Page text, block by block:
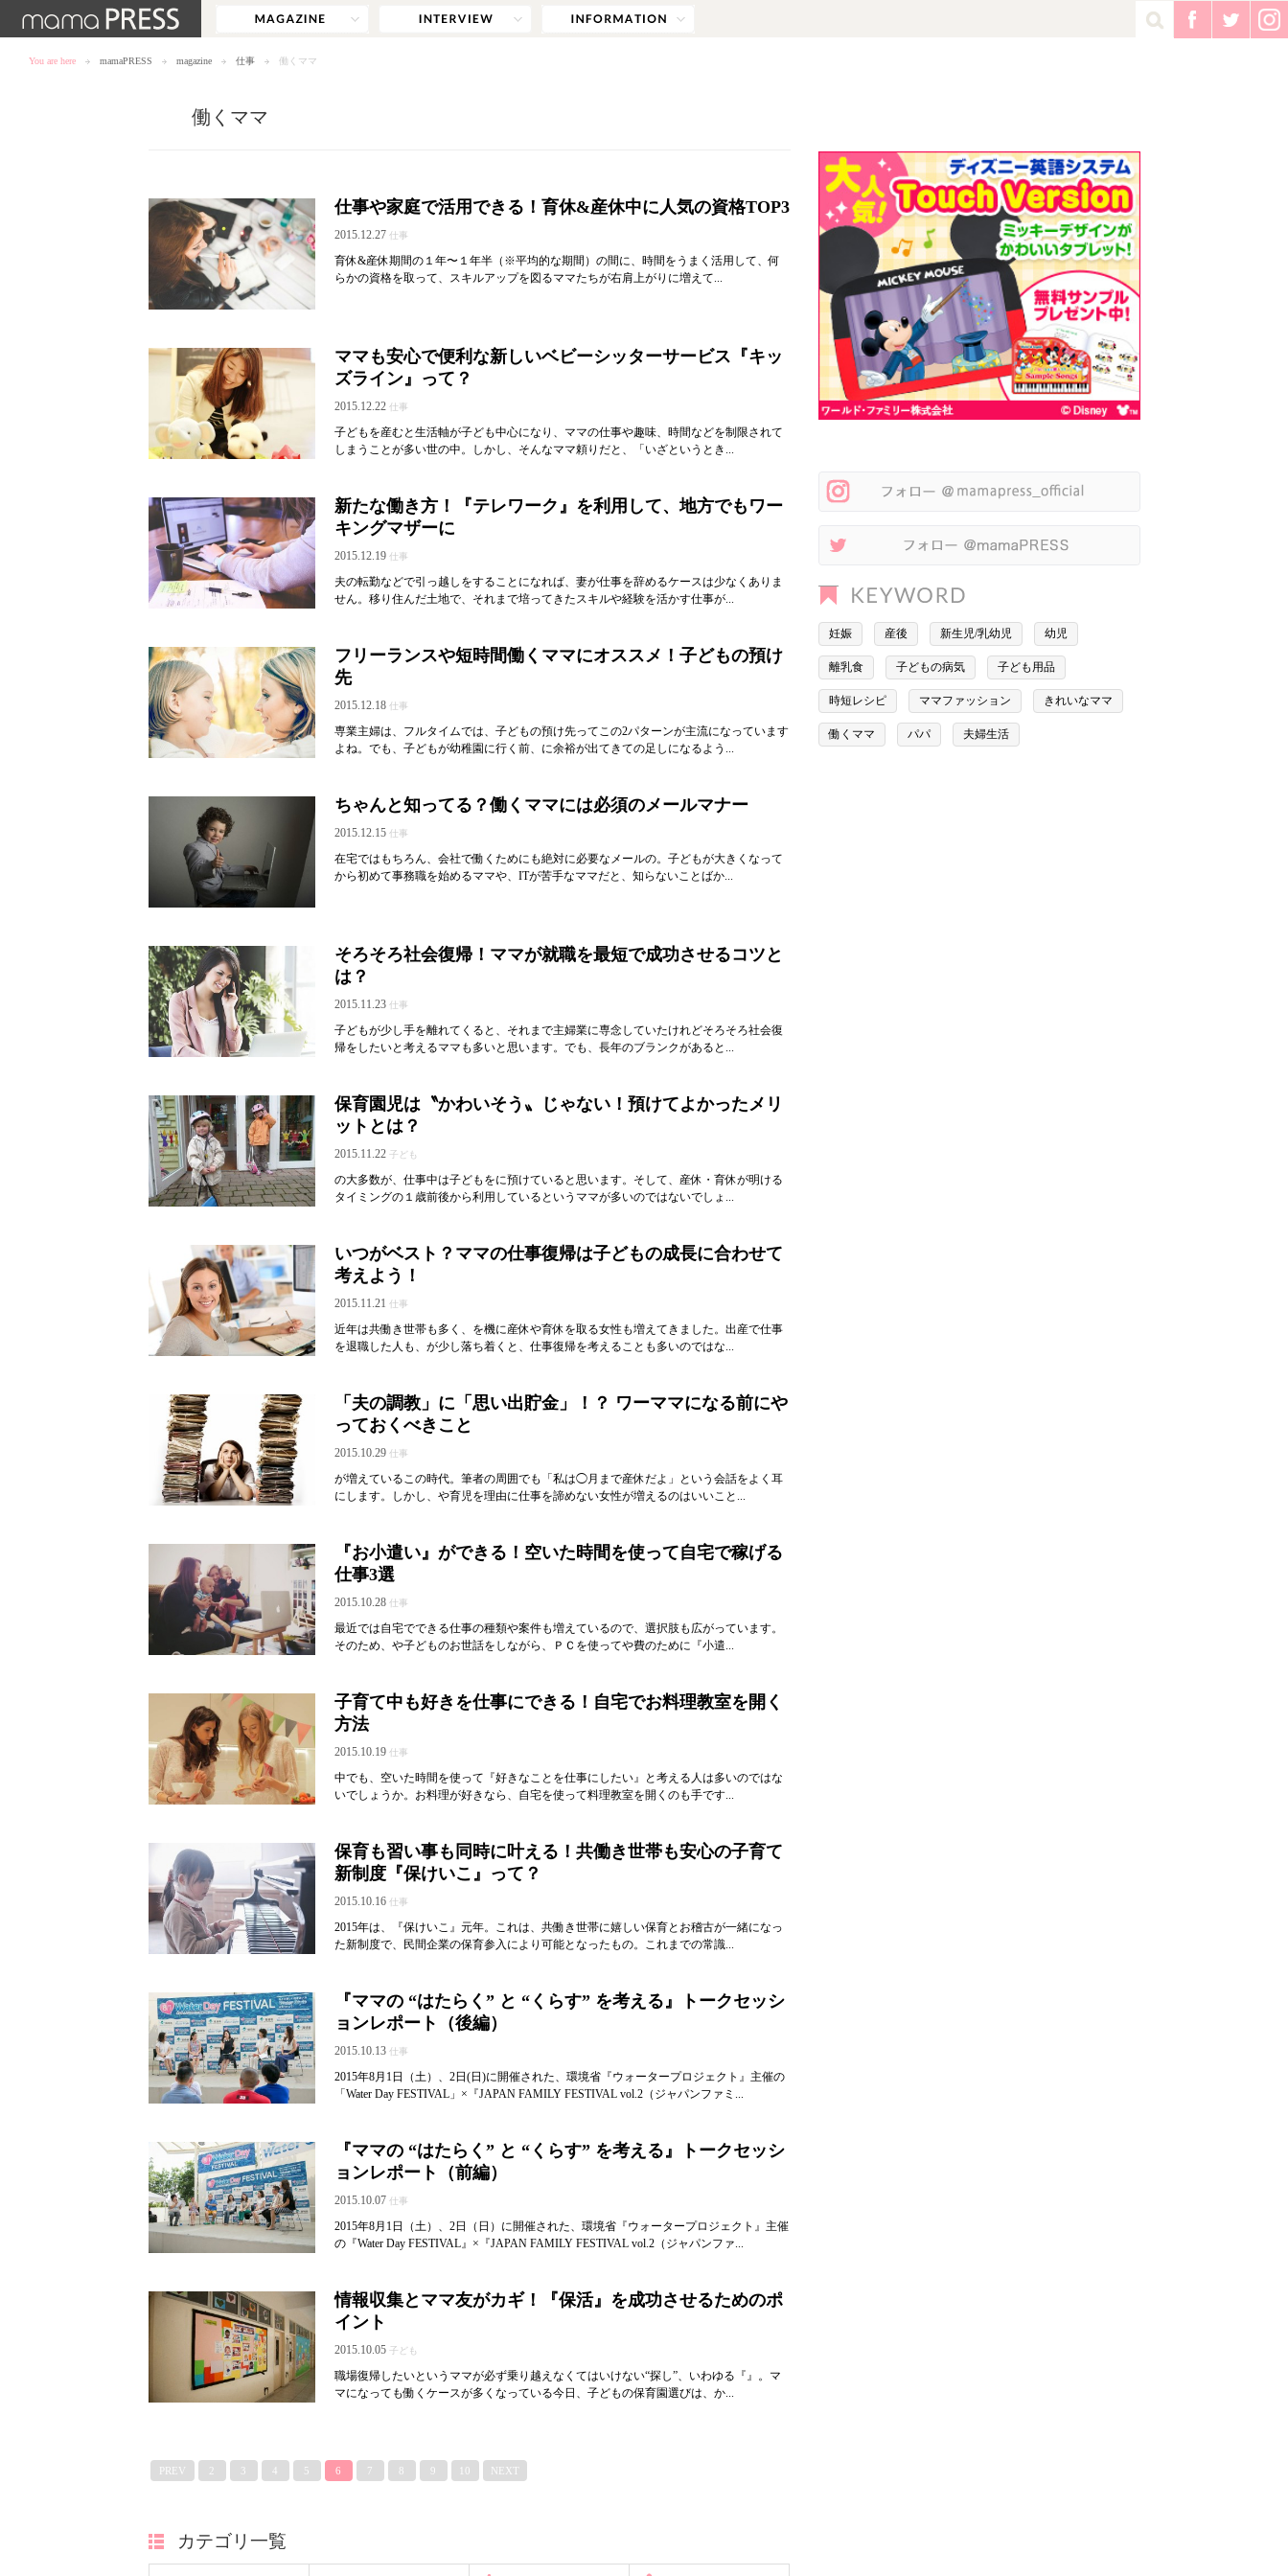
You are here mamaPRESS magazine 仕事 働くママ
働くママ
仕事や家庭で活用できる！育休&産休中に人気の資格TOP3
2015.12.27 仕事
育休&産休期間の１年〜１年半（※平均的な期間）の間に、時間をうまく活用して、何
らかの資格を取って、スキルアップを図るママたちが右肩上がりに増えて...
ママも安心で便利な新しいベビーシッターサービス『キッ
ズライン』って？
2015.12.22 仕事
子どもを産むと生活軸が子ども中心になり、ママの仕事や趣味、時間などを制限されて
しまうことが多い世の中。しかし、そんなママ頼りだと、「いざというとき...
新たな働き方！『テレワーク』を利用して、地方でもワー
キングマザーに
2015.12.19 仕事
夫の転勤などで引っ越しをすることになれば、妻が仕事を辞めるケースは少なくありま
せん。移り住んだ土地で、それまで培ってきたスキルや経験を活かす仕事が...
フリーランスや短時間働くママにオススメ！子どもの預け
先
2015.12.18 仕事
専業主婦は、フルタイムでは、子どもの預け先ってこの2パターンが主流になっています
よね。でも、子どもが幼稚園に行く前、に余裕が出てきての足しになるよう...
ちゃんと知ってる？働くママには必須のメールマナー
2015.12.15 仕事
在宅ではもちろん、会社で働くためにも絶対に必要なメールの。子どもが大きくなって
から初めて事務職を始めるママや、ITが苦手なママだと、知らないことばか...
そろそろ社会復帰！ママが就職を最短で成功させるコツと
は？
2015.11.23 仕事
子どもが少し手を離れてくると、それまで主婦業に専念していたけれどそろそろ社会復
帰をしたいと考えるママも多いと思います。でも、長年のブランクがあると...
保育園児は〝かわいそう〟じゃない！預けてよかったメリ
ットとは？
2015.11.22 子ども
の大多数が、仕事中は子どもをに預けていると思います。そして、産休・育休が明ける
タイミングの１歳前後から利用しているというママが多いのではないでしょ...
いつがベスト？ママの仕事復帰は子どもの成長に合わせて
考えよう！
2015.11.21 仕事
近年は共働き世帯も多く、を機に産休や育休を取る女性も増えてきました。出産で仕事
を退職した人も、が少し落ち着くと、仕事復帰を考えることも多いのではな...
「夫の調教」に「思い出貯金」！？ ワーママになる前にや
っておくべきこと
2015.10.29 仕事
が増えているこの時代。筆者の周囲でも「私は◯月まで産休だよ」という会話をよく耳
にします。しかし、や育児を理由に仕事を諦めない女性が増えるのはいいこと...
『お小遣い』ができる！空いた時間を使って自宅で稼げる
仕事3選
2015.10.28 仕事
最近では自宅でできる仕事の種類や案件も増えているので、選択肢も広がっています。
そのため、や子どものお世話をしながら、ＰＣを使ってや費のために『小遣...
子育て中も好きを仕事にできる！自宅でお料理教室を開く
方法
2015.10.19 仕事
中でも、空いた時間を使って『好きなことを仕事にしたい』と考える人は多いのではな
いでしょうか。お料理が好きなら、自宅を使って料理教室を開くのも手です...
保育も習い事も同時に叶える！共働き世帯も安心の子育て
新制度『保けいこ』って？
2015.10.16 仕事
2015年は、『保けいこ』元年。これは、共働き世帯に嬉しい保育とお稽古が一緒になっ
た新制度で、民間企業の保育参入により可能となったもの。これまでの常識...
『ママの “はたらく” と “くらす” を考える』トークセッシ
ョンレポート（後編）
2015.10.13 仕事
2015年8月1日（土）、2日(日)に開催された、環境省『ウォータープロジェクト』主催の
「Water Day FESTIVAL」×『JAPAN FAMILY FESTIVAL vol.2（ジャパンファミ...
『ママの “はたらく” と “くらす” を考える』トークセッシ
ョンレポート（前編）
2015.10.07 仕事
2015年8月1日（土）、2日（日）に開催された、環境省『ウォータープロジェクト』主催
の『Water Day FESTIVAL』×『JAPAN FAMILY FESTIVAL vol.2（ジャパンファ...
情報収集とママ友がカギ！『保活』を成功させるためのポ
イント
2015.10.05 子ども
職場復帰したいというママが必ず乗り越えなくてはいけない“探し”、いわゆる『』。マ
マになっても働くケースが多くなっている今日、子どもの保育園選びは、か...
PREV 3 4 5 6 7 8 9 10 NEXT
カテゴリ一覧
妊娠 産後 新生児/乳幼児 幼児
離乳食 子どもの病気 子ども用品
時短レシピ ママファッション きれいなママ
働くママ パパ 夫婦生活